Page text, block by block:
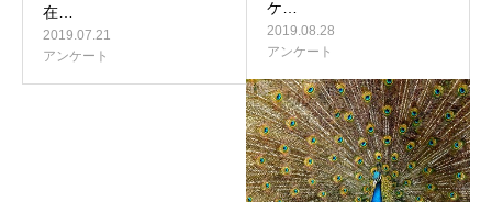
在…
2019.07.21
アンケート
ケ…
2019.08.28
アンケート